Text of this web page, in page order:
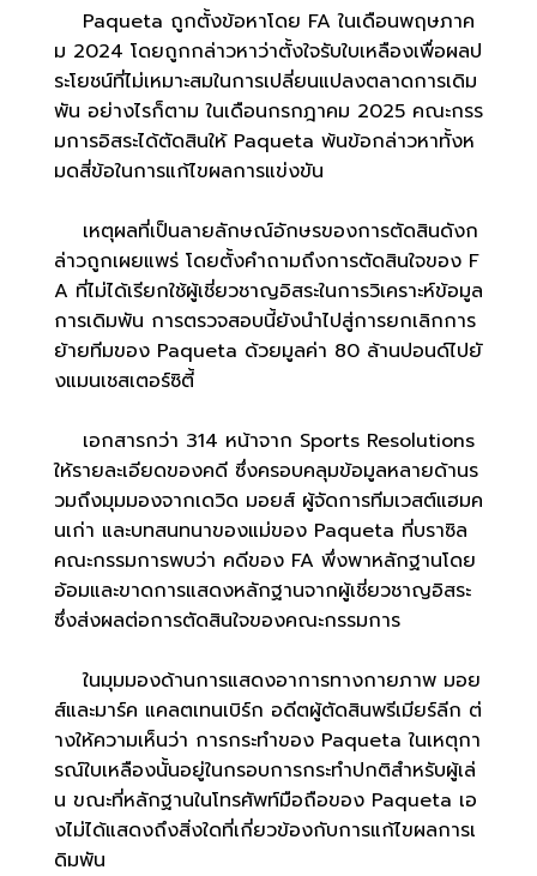
Paqueta ถูกตั้งข้อหาโดย FA ในเดือนพฤษภาค
ม 2024 โดยถูกกล่าวหาว่าตั้งใจรับใบเหลืองเพื่อผลป
ระโยชน์ที่ไม่เหมาะสมในการเปลี่ยนแปลงตลาดการเดิม
พัน อย่างไรก็ตาม ในเดือนกรกฎาคม 2025 คณะกรร
มการอิสระได้ตัดสินให้ Paqueta พ้นข้อกล่าวหาทั้งห
มดสี่ข้อในการแก้ไขผลการแข่งขัน
เหตุผลที่เป็นลายลักษณ์อักษรของการตัดสินดังก
ล่าวถูกเผยแพร่ โดยตั้งคำถามถึงการตัดสินใจของ F
A ที่ไม่ได้เรียกใช้ผู้เชี่ยวชาญอิสระในการวิเคราะห์ข้อมูล
การเดิมพัน การตรวจสอบนี้ยังนำไปสู่การยกเลิกการ
ย้ายทีมของ Paqueta ด้วยมูลค่า 80 ล้านปอนด์ไปยั
งแมนเชสเตอร์ซิตี้
เอกสารกว่า 314 หน้าจาก Sports Resolutions
ให้รายละเอียดของคดี ซึ่งครอบคลุมข้อมูลหลายด้านร
วมถึงมุมมองจากเดวิด มอยส์ ผู้จัดการทีมเวสต์แฮมค
นเก่า และบทสนทนาของแม่ของ Paqueta ที่บราซิล
คณะกรรมการพบว่า คดีของ FA พึ่งพาหลักฐานโดย
อ้อมและขาดการแสดงหลักฐานจากผู้เชี่ยวชาญอิสระ
ซึ่งส่งผลต่อการตัดสินใจของคณะกรรมการ
ในมุมมองด้านการแสดงอาการทางกายภาพ มอย
ส์และมาร์ค แคลตเทนเบิร์ก อดีตผู้ตัดสินพรีเมียร์ลีก ต่
างให้ความเห็นว่า การกระทำของ Paqueta ในเหตุกา
รณ์ใบเหลืองนั้นอยู่ในกรอบการกระทำปกติสำหรับผู้เล่
น ขณะที่หลักฐานในโทรศัพท์มือถือของ Paqueta เอ
งไม่ได้แสดงถึงสิ่งใดที่เกี่ยวข้องกับการแก้ไขผลการเ
ดิมพัน